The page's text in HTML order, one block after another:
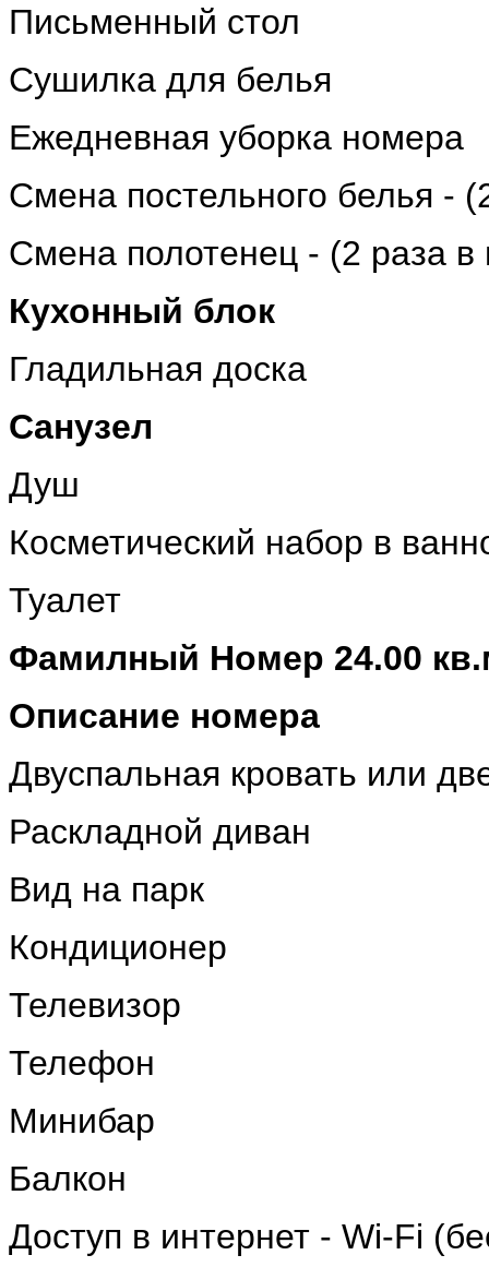
Письменный стол
Сушилка для белья
Ежедневная уборка номера
Cмена постельного белья -
Смена полотенец - (2 раза
Кухонный блок
Гладильная доска
Санузел
Душ
Косметический набор в
Туалет
Фамилный Номер 24.00
Описание номера
Двуспальная кровать или
Раскладной диван
Вид на парк
Кондиционер
Телевизор
Телефон
Минибар
Балкон
Доступ в интернет - Wi-Fi